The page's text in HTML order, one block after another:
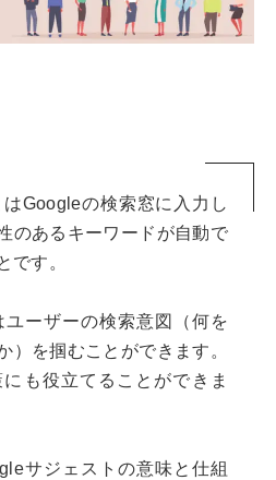
Googleの検索窓に入力し
のあるキーワードが自動で
です。
ーザーの検索意図（何を
）を掴むことができます。
も役立てることができま
サジェストの意味と仕組